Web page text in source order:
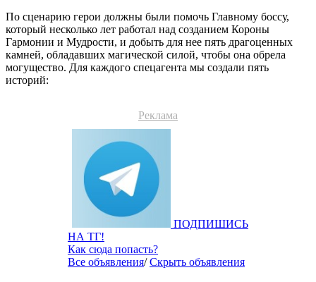
По сценарию герои должны были помочь Главному боссу,
который несколько лет работал над созданием Короны
Гармонии и Мудрости, и добыть для нее пять драгоценных
камней, обладавших магической силой, чтобы она обрела
могущество. Для каждого спецагента мы создали пять
историй:
Реклама
ПОДПИШИСЬ
НА ТГ!
Как сюда попасть?
Все объявления/Скрыть объявления